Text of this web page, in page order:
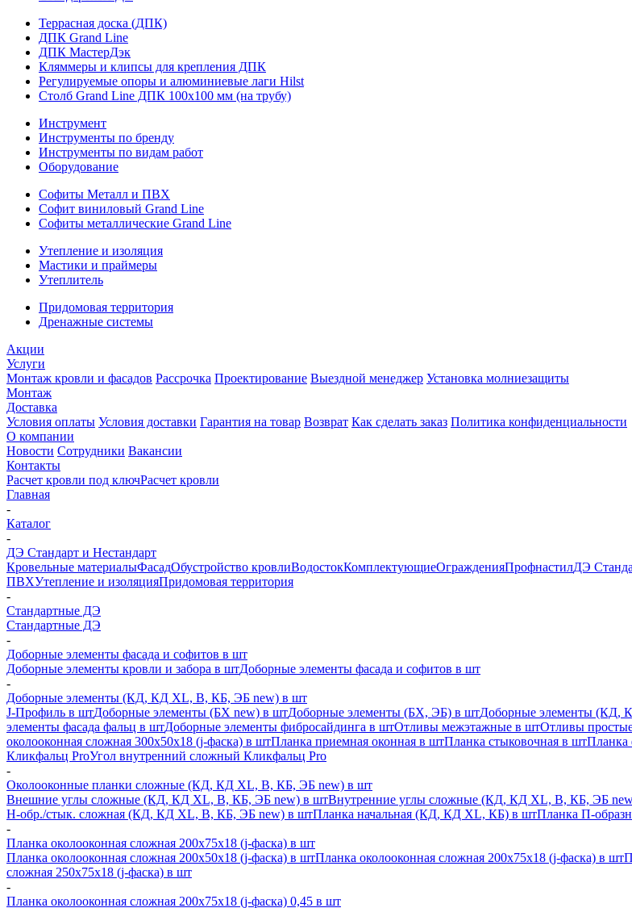
Террасная доска (ДПК)
ДПК Grand Line
ДПК МастерДэк
Кляммеры и клипсы для крепления ДПК
Регулируемые опоры и алюминиевые лаги Hilst
Столб Grand Line ДПК 100х100 мм (на трубу)
Инструмент
Инструменты по бренду
Инструменты по видам работ
Оборудование
Софиты Металл и ПВХ
Софит виниловый Grand Line
Софиты металлические Grand Line
Утепление и изоляция
Мастики и праймеры
Утеплитель
Придомовая территория
Дренажные системы
Акции
Услуги
Монтаж кровли и фасадов Рассрочка Проектирование Выездной менеджер Установка молниезащиты
Монтаж
Доставка
Условия оплаты Условия доставки Гарантия на товар Возврат Как сделать заказ Политика конфиденциальности
О компании
Новости Сотрудники Вакансии
Контакты
Расчет кровли под ключРасчет кровли
Главная
-
Каталог
-
ДЭ Стандарт и Нестандарт
Кровельные материалыФасадОбустройство кровлиВодостокКомплектующиеОгражденияПрофнастилДЭ
ПВХУтепление и изоляцияПридомовая территория
-
Стандартные ДЭ
Стандартные ДЭ
-
Доборные элементы фасада и софитов в шт
Доборные элементы кровли и забора в штДоборные элементы фасада и софитов в шт
-
Доборные элементы (КД, КД XL, В, КБ, ЭБ new) в шт
J-Профиль в штДоборные элементы (БХ new) в штДоборные элементы (БХ, ЭБ) в штДоборные элементы (КД,
элементы фасада фальц в штДоборные элементы фибросайдинга в штОтливы межэтажные в штОтливы
околооконная сложная 300х50х18 (j-фаска) в штПланка приемная оконная в штПланка стыковочная в штПланка
Кликфальц ProУгол внутренний сложный Кликфальц Pro
-
Околооконные планки сложные (КД, КД XL, В, КБ, ЭБ new) в шт
Внешние углы сложные (КД, КД XL, В, КБ, ЭБ new) в штВнутренние углы сложные (КД, КД XL, В, КБ, ЭБ
H-обр./стык. сложная (КД, КД XL, В, КБ, ЭБ new) в штПланка начальная (КД, КД XL, КБ) в штПланка П-
-
Планка околооконная сложная 200х75х18 (j-фаска) в шт
Планка околооконная сложная 200х50х18 (j-фаска) в штПланка околооконная сложная 200х75х18 (j-фаска) в шт
сложная 250х75х18 (j-фаска) в шт
-
Планка околооконная сложная 200х75х18 (j-фаска) 0,45 в шт